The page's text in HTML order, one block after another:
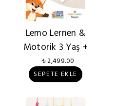
Lemo Lernen &
Motorik 3 Yaş +
₺ 2,499.00
SEPETE EKLE